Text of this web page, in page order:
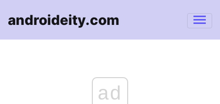
androideity.com
ad